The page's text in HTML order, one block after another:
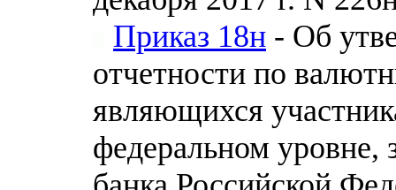
Приказ 18н - Об
отчетности по
являющихся
федеральном уровне,